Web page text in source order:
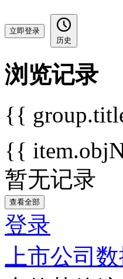
立即登录
历史
浏览记录
{{
{{
暂无记录
查看全部
登录
上市公司